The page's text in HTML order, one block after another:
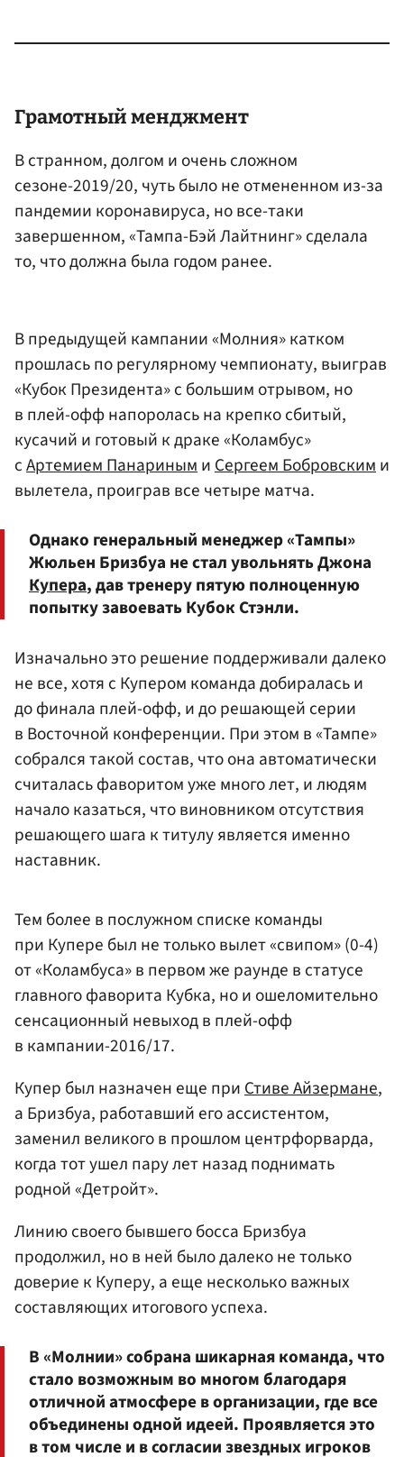
Грамотный менджмент
В странном, долгом и очень сложном
сезоне-2019/20, чуть было не отмененном из-за
пандемии коронавируса, но все-таки
завершенном, «Тампа-Бэй Лайтнинг» сделала
то, что должна была годом ранее.
В предыдущей кампании «Молния» катком
прошлась по регулярному чемпионату, выиграв
«Кубок Президента» с большим отрывом, но
в плей-офф напоролась на крепко сбитый,
кусачий и готовый к драке «Коламбус»
сАртемием ПанаринымиСергеем Бобровскими
вылетела, проиграв все четыре матча.
Однако генеральный менеджер «Тампы»
Жюльен Бризбуа не стал увольнять Джона
Купера, дав тренеру пятую полноценную
попытку завоевать Кубок Стэнли.
Изначально это решение поддерживали далеко
не все, хотя с Купером команда добиралась и
до финала плей-офф, и до решающей серии
в Восточной конференции. При этом в «Тампе»
собрался такой состав, что она автоматически
считалась фаворитом уже много лет, и людям
начало казаться, что виновником отсутствия
решающего шага к титулу является именно
наставник.
Тем более в послужном списке команды
при Купере был не только вылет «свипом» (0-4)
от «Коламбуса» в первом же раунде в статусе
главного фаворита Кубка, но и ошеломительно
сенсационный невыход в плей-офф
в кампании-2016/17.
Купер был назначен еще приСтиве Айзермане,
а Бризбуа, работавший его ассистентом,
заменил великого в прошлом центрфорварда,
когда тот ушел пару лет назад поднимать
родной «Детройт».
Линию своего бывшего босса Бризбуа
продолжил, но в ней было далеко не только
доверие к Куперу, а еще несколько важных
составляющих итогового успеха.
В «Молнии» собрана шикарная команда, что
стало возможным во многом благодаря
отличной атмосфере в организации, где все
объединены одной идеей. Проявляется это
в том числе и в согласии звездных игроков